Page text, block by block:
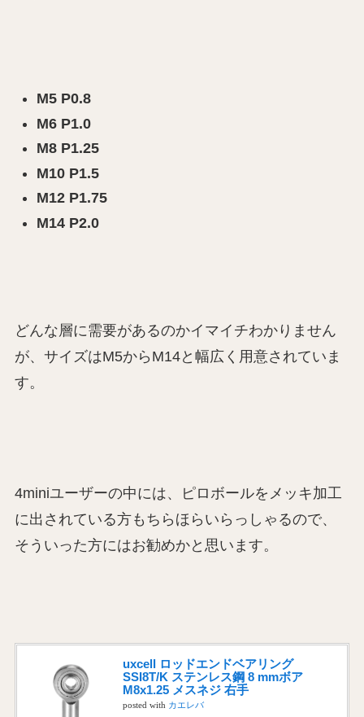
M5 P0.8
M6 P1.0
M8 P1.25
M10 P1.5
M12 P1.75
M14 P2.0
どんな層に需要があるのかイマイチわかりません
が、サイズはM5からM14と幅広く用意されていま
す。
4miniユーザーの中には、ピロボールをメッキ加工
に出されている方もちらほらいらっしゃるので、
そういった方にはお勧めかと思います。
uxcell ロッドエンドベアリング
SSI8T/K ステンレス鋼 8 mmボア
M8x1.25 メスネジ 右手
posted with カエレバ